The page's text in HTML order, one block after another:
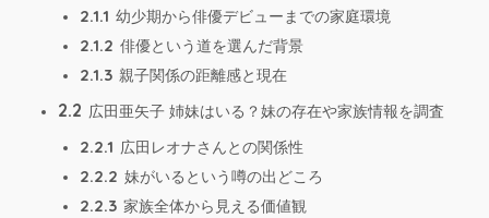
2.1.1 幼少期から俳優デビューまでの家庭環境
2.1.2 俳優という道を選んだ背景
2.1.3 親子関係の距離感と現在
2.2 広田亜矢子 姉妹はいる？妹の存在や家族情報を調査
2.2.1 広田レオナさんとの関係性
2.2.2 妹がいるという噂の出どころ
2.2.3 家族全体から見える価値観